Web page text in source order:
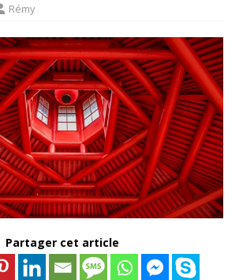
Rémy
Partager cet article